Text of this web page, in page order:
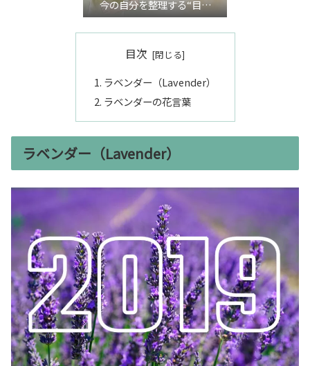
今の自分を整理する“目利
き”言語化交流会』
目次
ラベンダー（Lavender）
ラベンダーの花言葉
ラベンダー（Lavender）